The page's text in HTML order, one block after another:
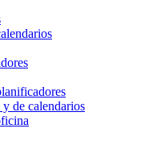
y de calendarios